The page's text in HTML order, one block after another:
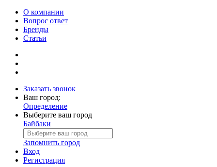
О компании
Вопрос ответ
Бренды
Статьи
Заказать звонок
Ваш город:
Определение
Выберите ваш город
Байбаки
Запомнить город
Вход
Регистрация